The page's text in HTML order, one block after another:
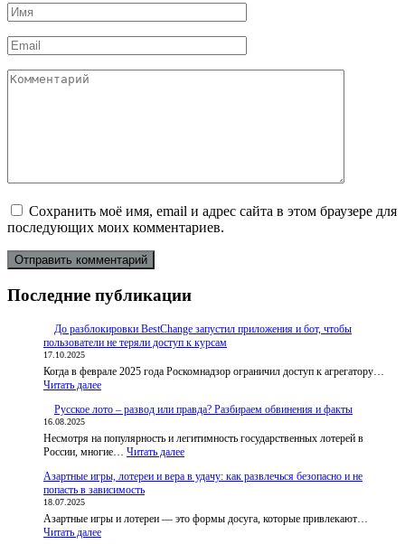
Имя
*
Email
*
Комментарий
Сохранить моё имя, email и адрес сайта в этом браузере для
последующих моих комментариев.
Последние публикации
До разблокировки BestChange запустил приложения и бот, чтобы
пользователи не теряли доступ к курсам
17.10.2025
Когда в феврале 2025 года Роскомнадзор ограничил доступ к агрегатору…
Читать далее:
разблокировки
запустил
приложения
бот,
чтобы
не
теряли
Русское лото – развод или правда? Разбираем обвинения и факты
16.08.2025
Несмотря на популярность и легитимность государственных лотерей в
России, многие… Читать далее:
лото
или
Азартные игры, лотереи и вера в удачу: как развлечься безопасно и не
попасть в зависимость
18.07.2025
Азартные игры и лотереи — это формы досуга, которые привлекают…
Читать далее: